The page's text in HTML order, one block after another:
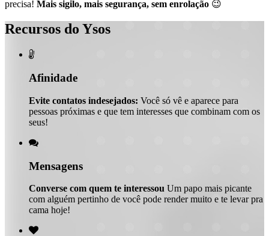
precisa! Mais sigilo, mais segurança, sem enrolação 😉
Recursos do Ysos

Afinidade
Evite contatos indesejados: Você só vê e aparece para
pessoas próximas e que tem interesses que combinam com os
seus!

Mensagens
Converse com quem te interessou Um papo mais picante
com alguém pertinho de você pode render muito e te levar pra
cama hoje!
